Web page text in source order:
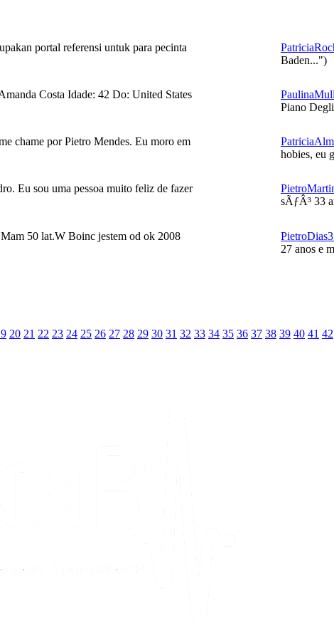
portal referensi untuk para pecinta
Baden...")
Costa Idade: 42 Do: United States
Piano
chame por Pietro Mendes. Eu moro em
hobies, eu
Eu sou uma pessoa muito feliz de fazer
sÃƒÂ³ 33
50 lat.W Boinc jestem od ok 2008
27 anos e
20 21 22 23 24 25 26 27 28 29 30 31 32 33 34 35 36 37 38 39 40 41 42